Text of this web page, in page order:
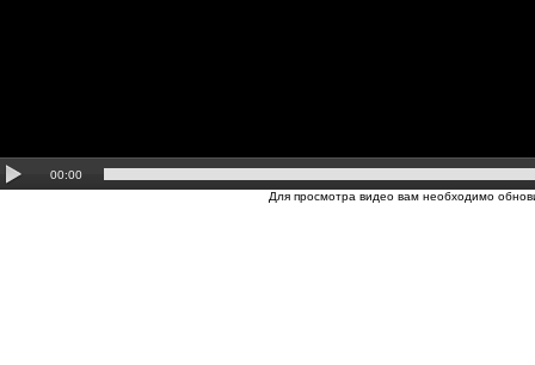
00:00
Для просмотра видео вам необходимо